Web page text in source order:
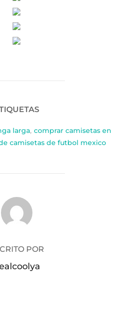
larga, comprar camisetas en
camisetas de futbol mexico
LA PUBLICACIÓN
POR